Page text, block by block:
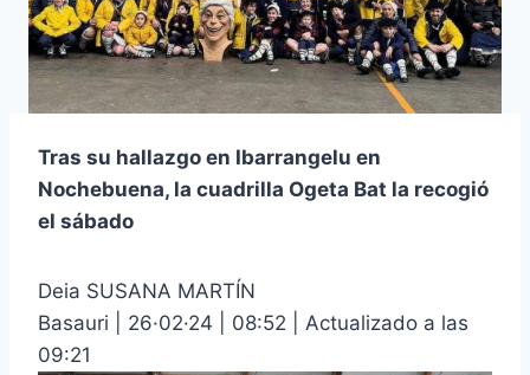
Tras su hallazgo en Ibarrangelu en
Nochebuena, la cuadrilla Ogeta Bat la recogió
el sábado
Deia SUSANA MARTÍN
Basauri | 26·02·24 | 08:52 | Actualizado a las
09:21​